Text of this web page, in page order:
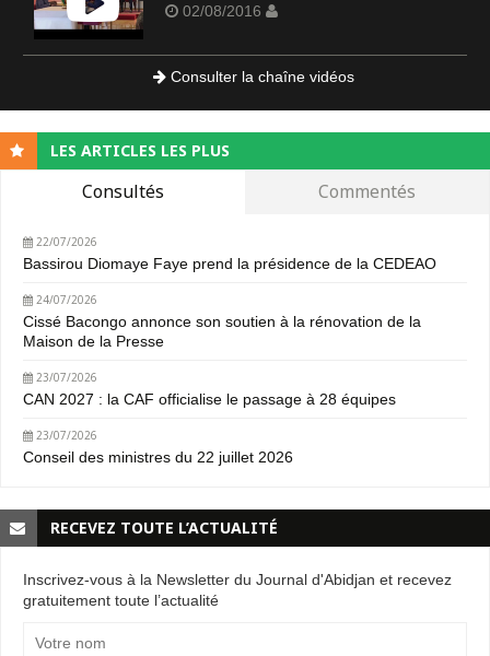
02/08/2016
Consulter la chaîne vidéos
LES ARTICLES LES PLUS
Consultés Commentés
22/07/2026
Bassirou Diomaye Faye prend la présidence de la CEDEAO
24/07/2026
Cissé Bacongo annonce son soutien à la rénovation de la
Maison de la Presse
23/07/2026
CAN 2027 : la CAF officialise le passage à 28 équipes
23/07/2026
Conseil des ministres du 22 juillet 2026
RECEVEZ TOUTE L’ACTUALITÉ
Inscrivez-vous à la Newsletter du Journal d'Abidjan et recevez
gratuitement toute l’actualité